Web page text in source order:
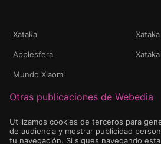
Xataka
Applesfera
Mundo Xiaomi
Otras publicaciones de Webedia
Utilizamos cookies de terceros para
de audiencia y mostrar publicidad
tu navegación. Si sigues navegando